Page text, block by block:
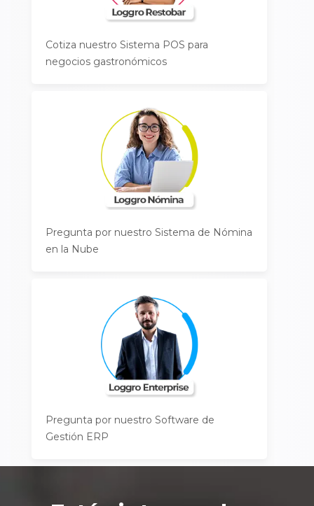
Cotiza nuestro Sistema POS para
negocios gastronómicos
Pregunta por nuestro Sistema de Nómina
en la Nube
Pregunta por nuestro Software de
Gestión ERP